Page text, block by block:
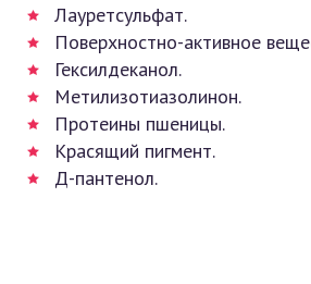
Лауретсульфат.
Поверхностно-активное
Гексилдеканол.
Метилизотиазолинон.
Протеины пшеницы.
Красящий пигмент.
Д-пантенол.